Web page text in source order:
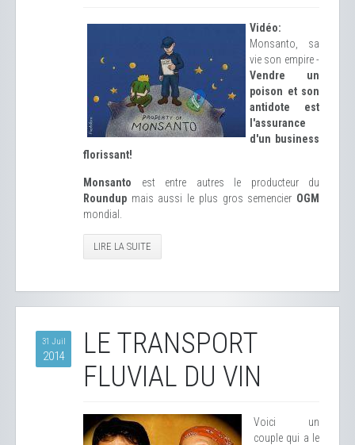
Vidéo:
Monsanto, sa
vie son empire -
Vendre un
poison et son
antidote est
l'assurance
d'un business
florissant!
Monsanto est entre autres le producteur du
Roundup mais aussi le plus gros semencier OGM
mondial.
LIRE LA SUITE
31 Juil
2014
LE TRANSPORT
FLUVIAL DU VIN
Voici un
couple qui a le